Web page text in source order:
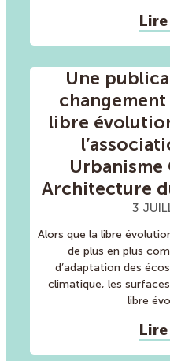
Une
changement
libre
Architecture
3
Alors que la libre
de plus en plus
d’adaptation des
climatique, les
libre